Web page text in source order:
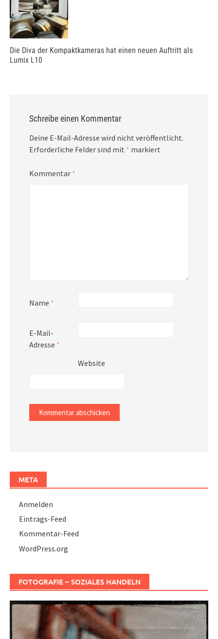
Die Diva der Kompaktkameras hat einen neuen Auftritt als
Lumix L10
Schreibe einen Kommentar
Deine E-Mail-Adresse wird nicht veröffentlicht.
Erforderliche Felder sind mit * markiert
Kommentar *
Name *
E-Mail-
Adresse *
Website
META
Anmelden
Eintrags-Feed
Kommentar-Feed
WordPress.org
FOTOGRAFIE – SOZIALES HANDELN